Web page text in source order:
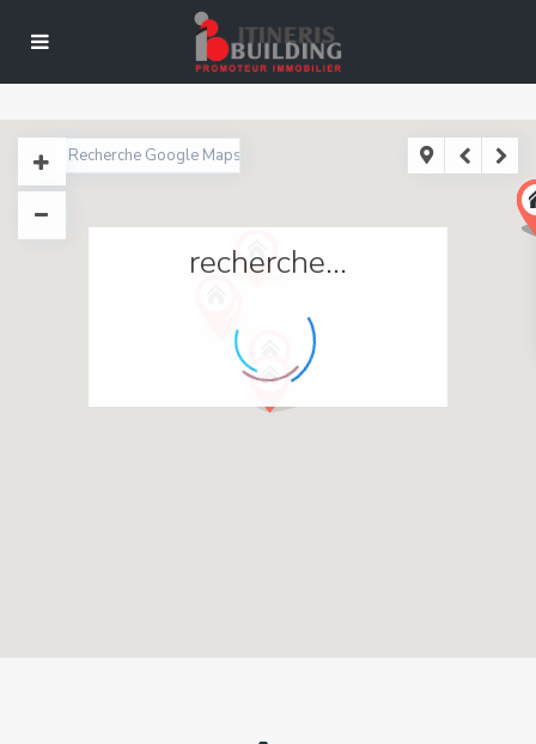
recherche...